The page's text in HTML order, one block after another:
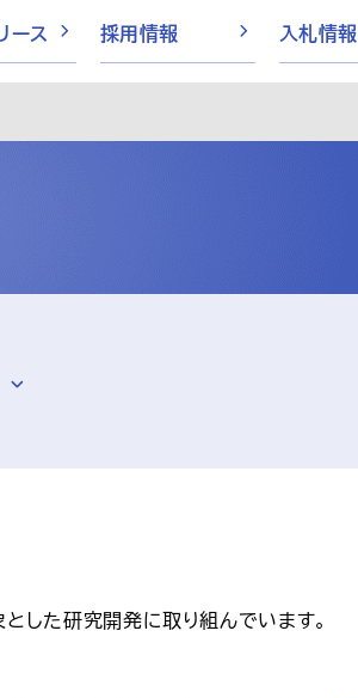
ース 採用情報 入札情報
した研究開発に取り組んでいます。